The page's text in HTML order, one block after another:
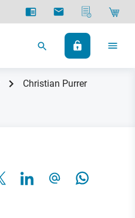
Christian Purrer